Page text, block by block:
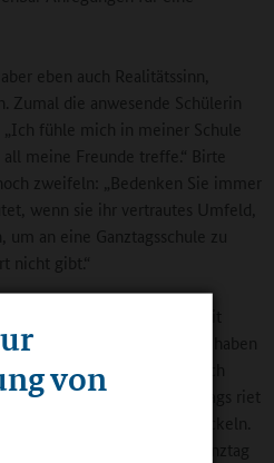
von
eben auch Realitätssinn,
Zumal die anwesende Schülerin
fühle mich in meiner Schule
meine Freunde treffe.“ Birte
zweifeln: „Bedenken Sie immer
wenn sie ihr vertrautes Umfeld,
um an eine Ganztagsschule zu
nicht gibt.“
eines Tages die Möglichkeit
einzusteigen: „Dann haben
da und können noch
von der Form des Ganztags riet
für den Ganztag zu entwickeln.
„Was hat uns bisher am Ganztag